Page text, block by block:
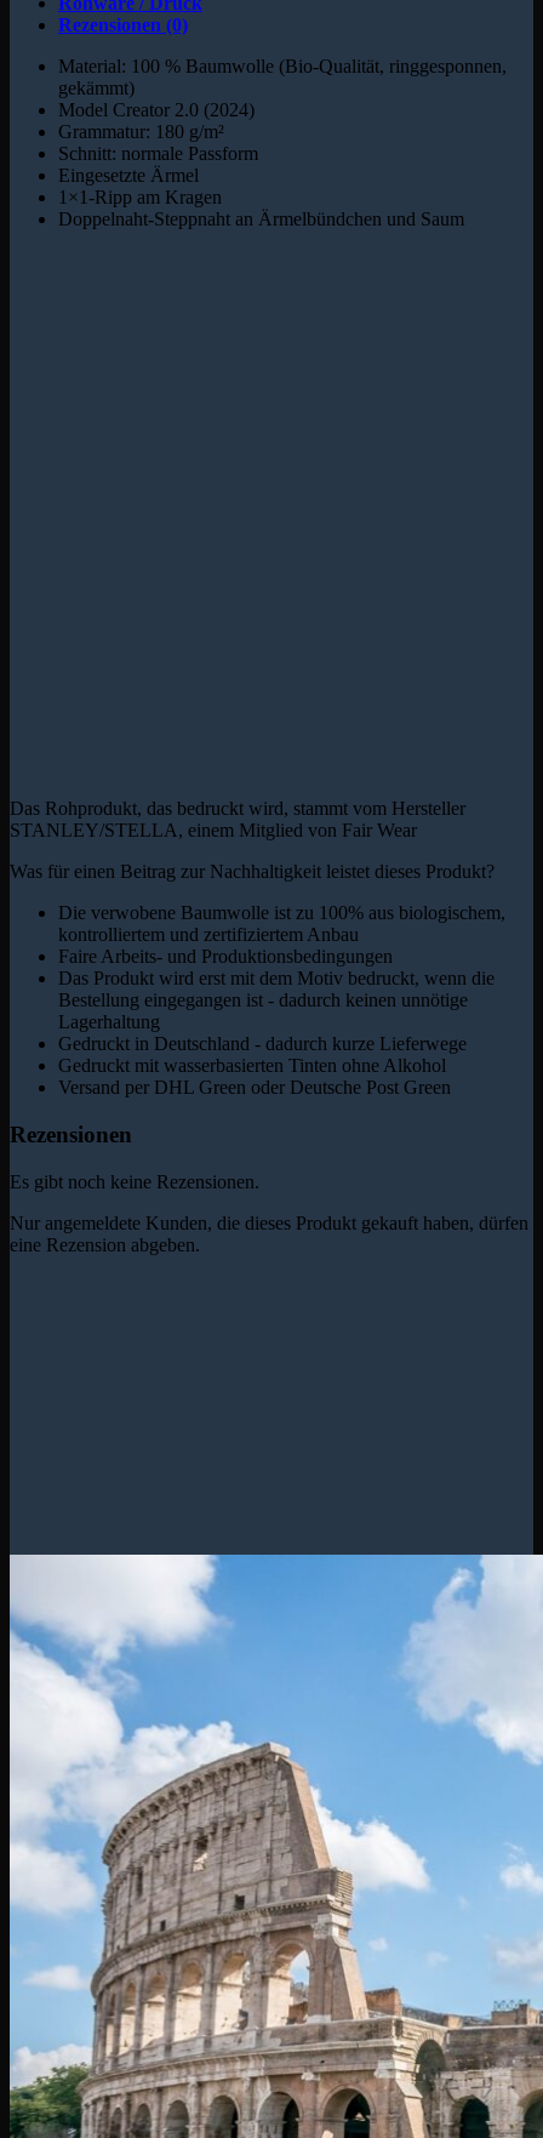
Rezensionen (0)
Material: 100 % Baumwolle (Bio-Qualität, ringgesponnen,
gekämmt)
Model Creator 2.0 (2024)
Grammatur: 180 g/m²
Schnitt: normale Passform
Eingesetzte Ärmel
1×1-Ripp am Kragen
Doppelnaht-Steppnaht an Ärmelbündchen und Saum
Das Rohprodukt, das bedruckt wird, stammt vom Hersteller
STANLEY/STELLA, einem Mitglied von Fair Wear
Was für einen Beitrag zur Nachhaltigkeit leistet dieses Produkt?
Die verwobene Baumwolle ist zu 100% aus biologischem,
kontrolliertem und zertifiziertem Anbau
Faire Arbeits- und Produktionsbedingungen
Das Produkt wird erst mit dem Motiv bedruckt, wenn die
Bestellung eingegangen ist - dadurch keinen unnötige
Lagerhaltung
Gedruckt in Deutschland - dadurch kurze Lieferwege
Gedruckt mit wasserbasierten Tinten ohne Alkohol
Versand per DHL Green oder Deutsche Post Green
Rezensionen
Es gibt noch keine Rezensionen.
Nur angemeldete Kunden, die dieses Produkt gekauft haben, dürfen
eine Rezension abgeben.